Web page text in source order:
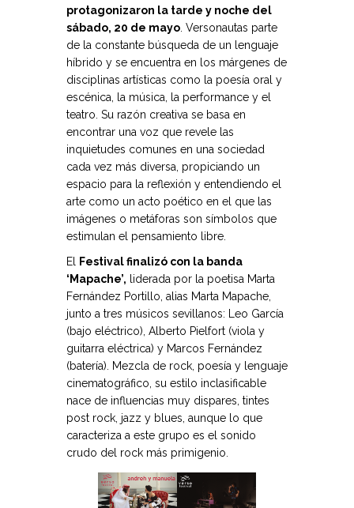
protagonizaron la tarde y noche del
sábado, 20 de mayo . Versonautas parte
de la constante búsqueda de un lenguaje
híbrido y se encuentra en los márgenes de
disciplinas artísticas como la poesía oral y
escénica, la música, la performance y el
teatro. Su razón creativa se basa en
encontrar una voz que revele las
inquietudes comunes en una sociedad
cada vez más diversa, propiciando un
espacio para la reflexión y entendiendo el
arte como un acto poético en el que las
imágenes o metáforas son símbolos que
estimulan el pensamiento libre.
El Festival finalizó con la banda
‘Mapache’, liderada por la poetisa Marta
Fernández Portillo, alias Marta Mapache,
junto a tres músicos sevillanos: Leo García
(bajo eléctrico), Alberto Pielfort (viola y
guitarra eléctrica) y Marcos Fernández
(batería). Mezcla de rock, poesía y lenguaje
cinematográfico, su estilo inclasificable
nace de influencias muy dispares, tintes
post rock, jazz y blues, aunque lo que
caracteriza a este grupo es el sonido
crudo del rock más primigenio.